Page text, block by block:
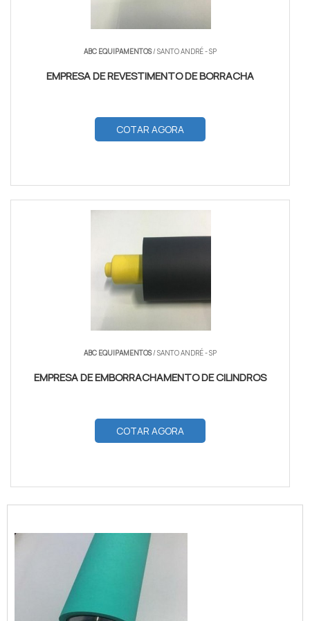
ABC EQUIPAMENTOS/ SANTO ANDRÉ - SP
EMPRESA DE REVESTIMENTO DE BORRACHA
COTAR AGORA
ABC EQUIPAMENTOS/ SANTO ANDRÉ - SP
EMPRESA DE EMBORRACHAMENTO DE CILINDROS
COTAR AGORA